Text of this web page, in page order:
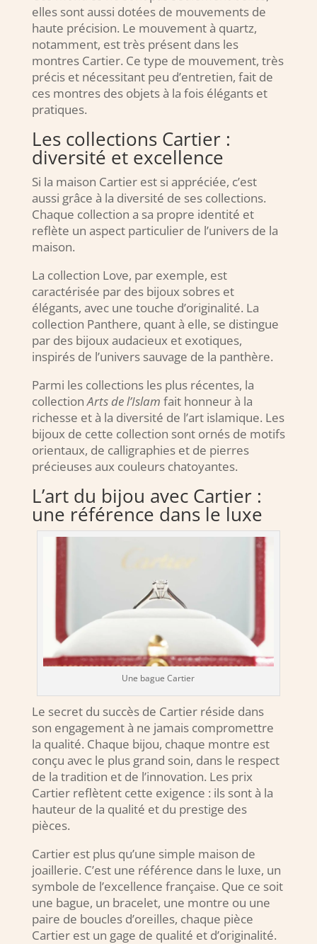
elles sont aussi dotées de mouvements de
haute précision. Le mouvement à quartz,
notamment, est très présent dans les
montres Cartier. Ce type de mouvement, très
précis et nécessitant peu d’entretien, fait de
ces montres des objets à la fois élégants et
pratiques.
Les collections Cartier :
diversité et excellence
Si la maison Cartier est si appréciée, c’est
aussi grâce à la diversité de ses collections.
Chaque collection a sa propre identité et
reflète un aspect particulier de l’univers de la
maison.
La collection Love, par exemple, est
caractérisée par des bijoux sobres et
élégants, avec une touche d’originalité. La
collection Panthere, quant à elle, se distingue
par des bijoux audacieux et exotiques,
inspirés de l’univers sauvage de la panthère.
Parmi les collections les plus récentes, la
collection Arts de l’Islam fait honneur à la
richesse et à la diversité de l’art islamique. Les
bijoux de cette collection sont ornés de motifs
orientaux, de calligraphies et de pierres
précieuses aux couleurs chatoyantes.
L’art du bijou avec Cartier :
une référence dans le luxe
Une bague Cartier
Le secret du succès de Cartier réside dans
son engagement à ne jamais compromettre
la qualité. Chaque bijou, chaque montre est
conçu avec le plus grand soin, dans le respect
de la tradition et de l’innovation. Les prix
Cartier reflètent cette exigence : ils sont à la
hauteur de la qualité et du prestige des
pièces.
Cartier est plus qu’une simple maison de
joaillerie. C’est une référence dans le luxe, un
symbole de l’excellence française. Que ce soit
une bague, un bracelet, une montre ou une
paire de boucles d’oreilles, chaque pièce
Cartier est un gage de qualité et d’originalité.